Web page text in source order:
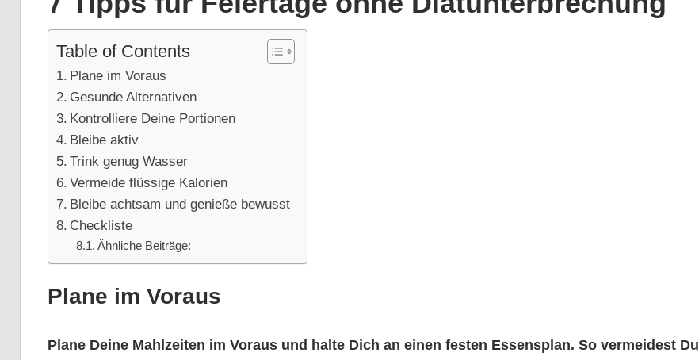
Table of Contents
Plane im Voraus
Gesunde Alternativen
Kontrolliere Deine Portionen
Bleibe aktiv
Trink genug Wasser
Vermeide flüssige Kalorien
Bleibe achtsam und genieße bewusst
Checkliste
Ähnliche Beiträge:
Plane im Voraus
Plane Deine Mahlzeiten im Voraus und halte Dich an einen festen Essensplan. So vermeidest Du